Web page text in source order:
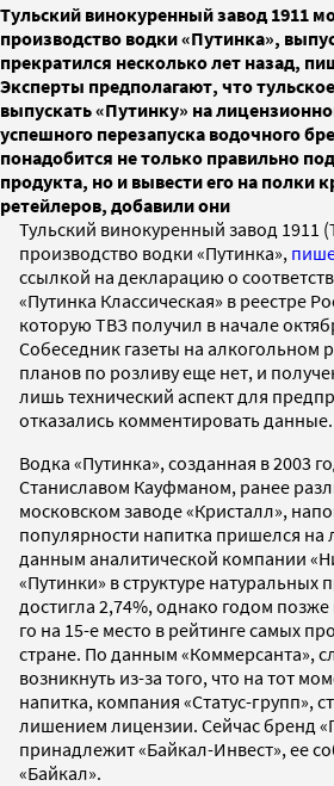
Тульский винокуренный завод 1911
производство водки «Путинка»,
прекратился несколько лет назад,
Эксперты предполагают, что
выпускать «Путинку» на
успешного перезапуска водочного
понадобится не только правильно
продукта, но и вывести его на полки
ретейлеров, добавили они
Тульский винокуренный завод 1911
производство водки «Путинка»,
ссылкой на декларацию о
«Путинка Классическая» в реестре
которую ТВЗ получил в начале
Собеседник газеты на алкогольном
планов по розливу еще нет, и
лишь технический аспект для
отказались комментировать данные.
Водка «Путинка», созданная в 2003
Станиславом Кауфманом, ранее
московском заводе «Кристалл»,
популярности напитка пришелся на
данным аналитической компании
«Путинки» в структуре натуральных
достигла 2,74%, однако годом позже
го на 15-е место в рейтинге самых
стране. По данным «Коммерсанта»,
возникнуть из-за того, что на тот
напитка, компания «Статус-групп»,
лишением лицензии. Сейчас бренд
принадлежит «Байкал-Инвест», ее
«Байкал».